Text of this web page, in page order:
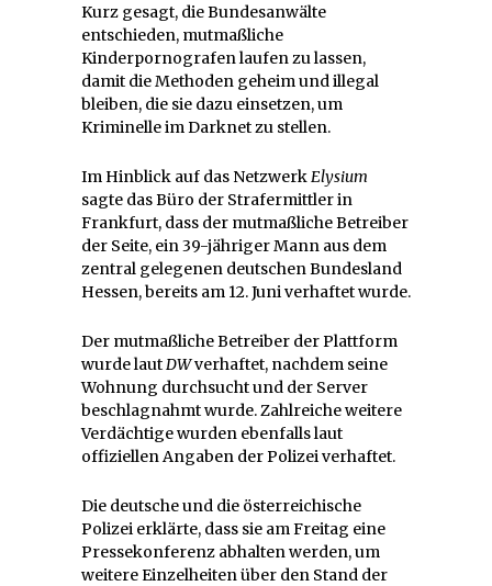
Kurz gesagt, die Bundesanwälte
entschieden, mutmaßliche
Kinderpornografen laufen zu lassen,
damit die Methoden geheim und illegal
bleiben, die sie dazu einsetzen, um
Kriminelle im Darknet zu stellen.
Im Hinblick auf das NetzwerkElysium
sagte das Büro der Strafermittler in
Frankfurt, dass der mutmaßliche Betreiber
der Seite, ein 39-jähriger Mann aus dem
zentral gelegenen deutschen Bundesland
Hessen, bereits am 12. Juni verhaftet wurde.
Der mutmaßliche Betreiber der Plattform
wurde lautDWverhaftet, nachdem seine
Wohnung durchsucht und der Server
beschlagnahmt wurde. Zahlreiche weitere
Verdächtige wurden ebenfalls laut
offiziellen Angaben der Polizei verhaftet.
Die deutsche und die österreichische
Polizei erklärte, dass sie am Freitag eine
Pressekonferenz abhalten werden, um
weitere Einzelheiten über den Stand der